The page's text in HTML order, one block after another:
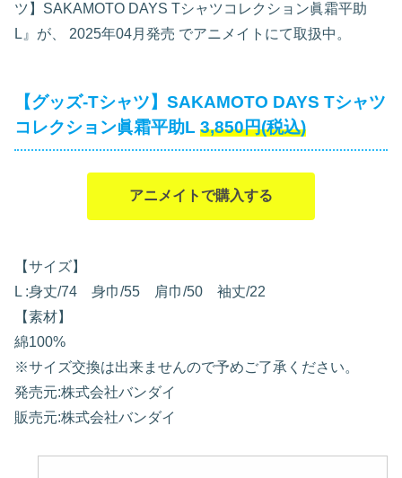
ツ】SAKAMOTO DAYS Tシャツコレクション眞霜平助
L』が、
2025年04月発売 でアニメイトにて取扱中。
【グッズ-Tシャツ】SAKAMOTO DAYS Tシャツ
コレクション眞霜平助L 3,850円(税込)
アニメイトで購入する
【サイズ】
L :身丈/74 身巾/55 肩巾/50 袖丈/22
【素材】
綿100%
※サイズ交換は出来ませんので予めご了承ください。
発売元:株式会社バンダイ
販売元:株式会社バンダイ